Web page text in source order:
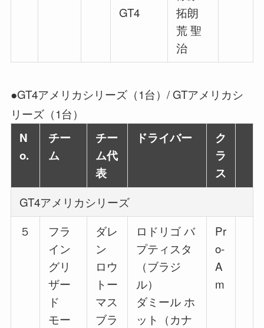
GT4
拓朗
荒 聖
治
●GT4アメリカシリーズ（1台）/ GTアメリカシ
リーズ（1台）
N
o.
チー
ム
チー
ム代
表
ドライバー
ク
ラ
ス
GT4アメリカシリーズ
５
フラ
イン
グリ
ザー
ド
モー
ダレ
ン
ロウ
トー
マス
ブラ
ロドリゴ バ
プティスタ
（ブラジ
ル）
ダミール ホ
ット（カナ
Pr
o‐
A
m